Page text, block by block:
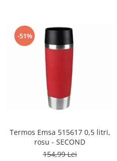
-51%
Termos Emsa 515617 0,5 litri,
rosu - SECOND
154,99 Lei